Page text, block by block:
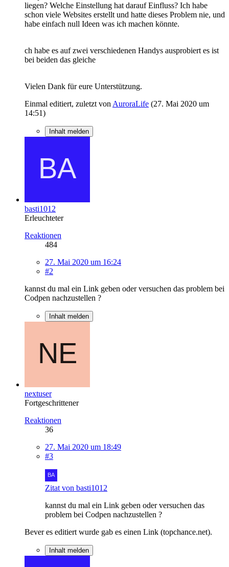
liegen? Welche Einstellung hat darauf Einfluss? Ich habe
schon viele Websites erstellt und hatte dieses Problem nie, und
habe einfach null Ideen was ich machen könnte.
ch habe es auf zwei verschiedenen Handys ausprobiert es ist
bei beiden das gleiche
Vielen Dank für eure Unterstützung.
Einmal editiert, zuletzt von AuroraLife (27. Mai 2020 um
14:51)
Inhalt melden
basti1012
Erleuchteter
Reaktionen
484
27. Mai 2020 um 16:24
#2
kannst du mal ein Link geben oder versuchen das problem bei
Codpen nachzustellen ?
Inhalt melden
nextuser
Fortgeschrittener
Reaktionen
36
27. Mai 2020 um 18:49
#3
Zitat von basti1012
kannst du mal ein Link geben oder versuchen das
problem bei Codpen nachzustellen ?
Bever es editiert wurde gab es einen Link (topchance.net).
Inhalt melden